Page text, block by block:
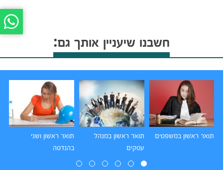
חשבנו שיעניין אותך גם:
תואר ראשון במשפטים
תואר ראשון במנהל
עסקים
תואר ראשון ושני
בהנדסה